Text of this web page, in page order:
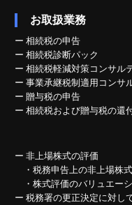
お取扱業務
ー 相続税の申告
ー 相続税診断パック
ー 相続税軽減対策コンサル
ー 事業承継税制適用コンサ
ー 贈与税の申告
ー 相続税および贈与税の還
ー 非上場株式の評価
・税務申告上の非上場株
・株式評価のバリュエー
ー 税務署の更正決定に対し